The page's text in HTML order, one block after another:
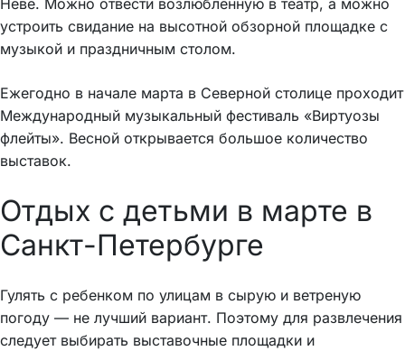
устроить свидание на высотной обзорной площадке с
музыкой и праздничным столом.
Ежегодно в начале марта в Северной столице проходит
Международный музыкальный фестиваль «Виртуозы
флейты». Весной открывается большое количество
выставок.
Отдых с детьми в марте в
Санкт-Петербурге
Гулять с ребенком по улицам в сырую и ветреную
погоду — не лучший вариант. Поэтому для развлечения
следует выбирать выставочные площадки и